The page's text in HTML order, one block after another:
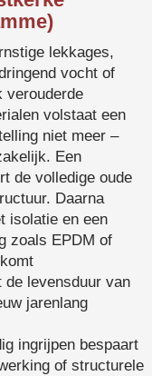
lekkages,
vocht of
verouderde
volstaat een
niet meer –
Een
de volledige oude
Daarna
isolatie en een
zoals EPDM of
de levensduur van
jarenlang
ingrijpen bespaart
of structurele